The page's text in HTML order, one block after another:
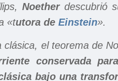
Noetherdescubrió
«tutora de Einstein».
clásica, el teorema de
conservada
bajo una